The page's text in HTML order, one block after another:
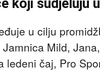
koji sudjeluju
u cilju
Mild,
ledeni čaj, Pro